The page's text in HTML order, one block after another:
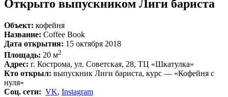
Открыто выпускником Лиги бариста
Объект: кофейня
Название: Coffee Book
Дата открытия: 15 октября 2018
Площадь: 20 м2
Адрес: г. Кострома, ул. Советская, 28, ТЦ «Шкатулка»
Кто открыл: выпускник Лиги бариста, курс — «Кофейня с
нуля»
Соц. сети: VK, Instagram